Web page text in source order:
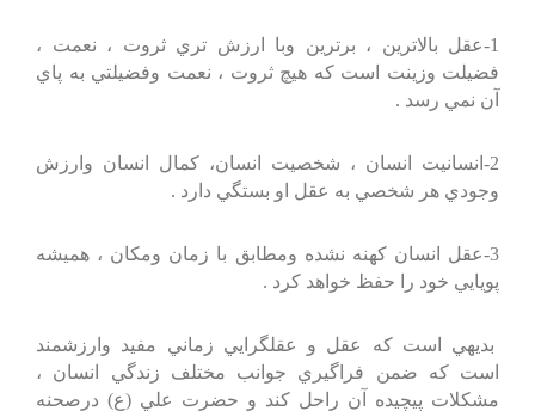
1-عقل بالاترين ، برترين وبا ارزش تري ثروت ، نعمت ،
فضيلت وزينت است كه هيچ ثروت ، نعمت وفضيلتي به پاي
آن نمي رسد .
2-انسانيت انسان ، شخصيت انسان، كمال انسان وارزش
وجودي هر شخصي به عقل او بستگي دارد .
3-عقل انسان كهنه نشده ومطابق با زمان ومكان ، هميشه
پويايي خود را حفظ خواهد كرد .
بديهي است كه عقل و عقلگرايي زماني مفيد وارزشمند
است كه ضمن فراگيري جوانب مختلف زندگي انسان ،
مشكلات پيچيده آن راحل كند و حضرت علي (ع) درصحنه